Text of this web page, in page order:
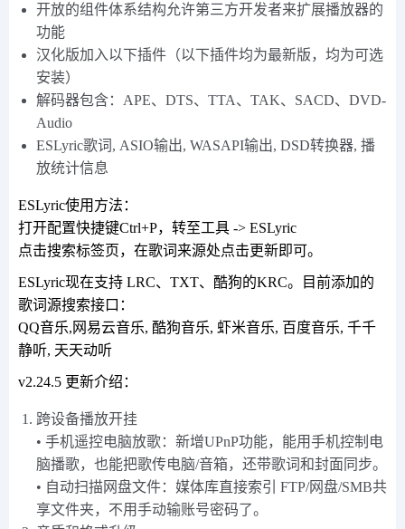
开放的组件体系结构允许第三方开发者来扩展播放器的
功能
汉化版加入以下插件（以下插件均为最新版，均为可选
安装）
解码器包含：APE、DTS、TTA、TAK、SACD、DVD-
Audio
ESLyric歌词, ASIO输出, WASAPI输出, DSD转换器, 播
放统计信息
ESLyric使用方法：
打开配置快捷键Ctrl+P，转至工具 -> ESLyric
点击搜索标签页，在歌词来源处点击更新即可。
ESLyric现在支持 LRC、TXT、酷狗的KRC。目前添加的
歌词源搜索接口：
QQ音乐,网易云音乐, 酷狗音乐, 虾米音乐, 百度音乐, 千千
静听, 天天动听
v2.24.5 更新介绍：
跨设备播放开挂
• 手机遥控电脑放歌：新增UPnP功能，能用手机控制电
脑播歌，也能把歌传电脑/音箱，还带歌词和封面同步。
• 自动扫描网盘文件：媒体库直接索引 FTP/网盘/SMB共
享文件夹，不用手动输账号密码了。